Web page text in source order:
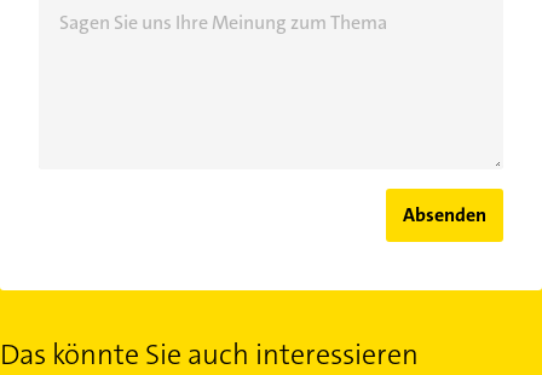
Sagen Sie uns Ihre Meinung zum Thema
Absenden
Das könnte Sie auch interessieren